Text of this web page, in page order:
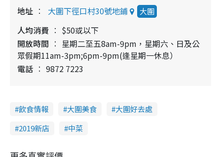
地址 大圍下徑口村30號地鋪 大圍
人均消費
$50或以下
開放時間
星期二至五8am-9pm，星期六、日及公
眾假期11am-3pm;6pm-9pm(逢星期一休息）
電話
9872 7223
飲食情報 大圍美食
大圍好去處
2019新店
中菜